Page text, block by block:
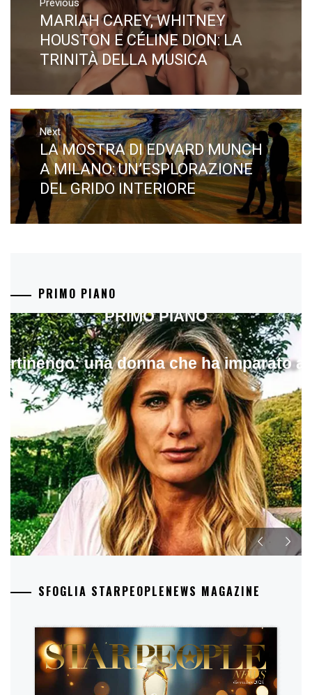
articoli
Previous
Previous
post:
MARIAH CAREY, WHITNEY
HOUSTON E CÉLINE DION: LA
TRINITÀ DELLA MUSICA
Next
Next
post:
LA MOSTRA DI EDVARD MUNCH
A MILANO: UN’ESPLORAZIONE
DEL GRIDO INTERIORE
PRIMO PIANO
una donna che ha imparato a
PRIMO PIANO
SFOGLIA STARPEOPLENEWS MAGAZINE